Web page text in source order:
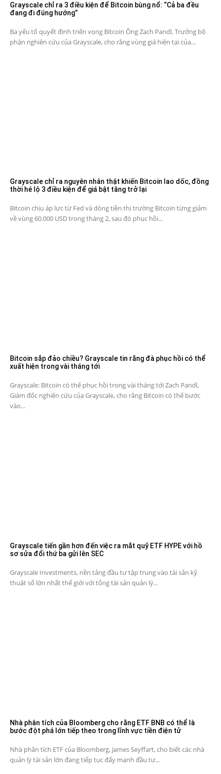
Grayscale chỉ ra 3 điều kiện để Bitcoin bùng nổ: “Cả ba đều
đang đi đúng hướng”
Ba yếu tố quyết định triển vọng Bitcoin Ông Zach Pandl, Trưởng bộ
phận nghiên cứu của Grayscale, cho rằng vùng giá hiện tại của...
Grayscale chỉ ra nguyên nhân thật khiến Bitcoin lao dốc, đồng
thời hé lộ 3 điều kiện để giá bật tăng trở lại
Bitcoin chịu áp lực từ Fed và dòng tiền thị trường Bitcoin từng giảm
về vùng 60.000 USD trong tháng 2, sau đó phục hồi...
Bitcoin sắp đảo chiều? Grayscale tin rằng đà phục hồi có thể
xuất hiện trong vài tháng tới
Grayscale: Bitcoin có thể phục hồi trong vài tháng tới Zach Pandl,
Giám đốc nghiên cứu của Grayscale, cho rằng Bitcoin có thể bước
vào...
Grayscale tiến gần hơn đến việc ra mắt quỹ ETF HYPE với hồ
sơ sửa đổi thứ ba gửi lên SEC
Grayscale Investments, nền tảng đầu tư tập trung vào tài sản kỹ
thuật số lớn nhất thế giới với tổng tài sản quản lý...
Nhà phân tích của Bloomberg cho rằng ETF BNB có thể là
bước đột phá lớn tiếp theo trong lĩnh vực tiền điện tử
Nhà phân tích ETF của Bloomberg, James Seyffart, cho biết các nhà
quản lý tài sản lớn đang tiếp tục đẩy mạnh đầu tư...